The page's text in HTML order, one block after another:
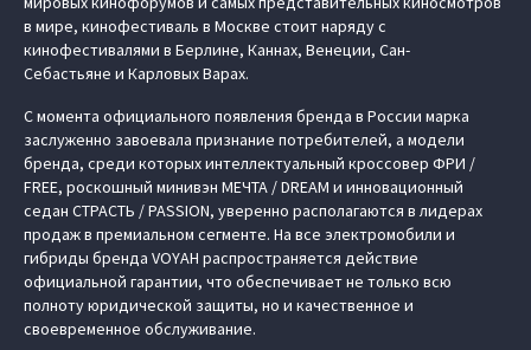
в мире, кинофестиваль в Москве стоит наряду с
кинофестивалями в Берлине, Каннах, Венеции, Сан-
Себастьяне и Карловых Варах.
С момента официального появления бренда в России марка
заслуженно завоевала признание потребителей, а модели
бренда, среди которых интеллектуальный кроссовер ФРИ /
FREE, роскошный минивэн МЕЧТА / DREAM и инновационный
седан СТРАСТЬ / PASSION, уверенно располагаются в лидерах
продаж в премиальном сегменте. На все электромобили и
гибриды бренда VOYAH распространяется действие
официальной гарантии, что обеспечивает не только всю
полноту юридической защиты, но и качественное и
своевременное обслуживание.